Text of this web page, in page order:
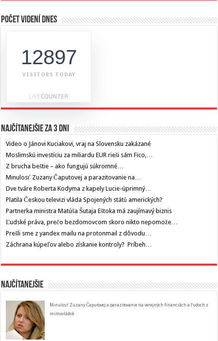
Počet videní dnes
12897
VISITORS TODAY
Najčítanejšie za 3 dni
Video o Jánovi Kuciakovi, vraj na Slovensku zakázané
Moslimskú investíciu za miliardu EUR rieši sám Fico,…
Z brucha beštie – ako fungujú súkromné…
Minulosť Zuzany Čaputovej a parazitovanie na…
Dve tváre Roberta Kodyma z kapely Lucie-úprimný…
Platila Českou televizi vláda Spojených států amerických?
Partnerka ministra Matúša Šutaja Eštoka má zaujímavý biznis
Ľudské práva, prečo bezdomovcom skoro nikto nepomože…
Prešli sme z yandex mailu na protonmail z dôvodu…
Záchrana kúpeľov alebo získanie kontroly? Príbeh…
Najčítanejšie
Minulosť Zuzany Čaputovej a parazitovanie na verejných financiách a ľudoch z
mimovládok